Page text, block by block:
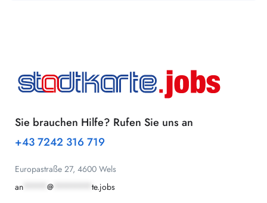
Sie brauchen Hilfe? Rufen Sie uns an
+43 7242 316 719
Europastraße 27, 4600 Wels
an
@ te.jobs